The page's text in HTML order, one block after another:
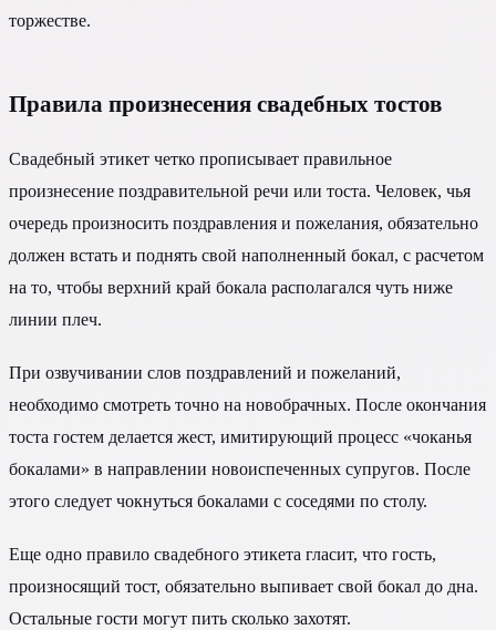
торжестве.
Правила произнесения свадебных тостов
Свадебный этикет четко прописывает правильное
произнесение поздравительной речи или тоста. Человек, чья
очередь произносить поздравления и пожелания, обязательно
должен встать и поднять свой наполненный бокал, с расчетом
на то, чтобы верхний край бокала располагался чуть ниже
линии плеч.
При озвучивании слов поздравлений и пожеланий,
необходимо смотреть точно на новобрачных. После окончания
тоста гостем делается жест, имитирующий процесс «чоканья
бокалами» в направлении новоиспеченных супругов. После
этого следует чокнуться бокалами с соседями по столу.
Еще одно правило свадебного этикета гласит, что гость,
произносящий тост, обязательно выпивает свой бокал до дна.
Остальные гости могут пить сколько захотят.